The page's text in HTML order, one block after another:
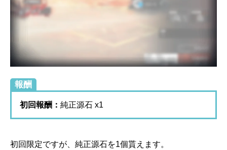
報酬
初回報酬： 純正源石 x1
初回限定ですが、純正源石を1個貰えます。